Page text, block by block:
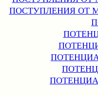
ПОСТУПЛЕНИЯ ОТ